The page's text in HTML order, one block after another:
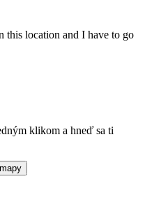
this location and I have to go
klikom a hneď sa ti